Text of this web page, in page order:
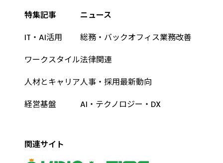
特集記事
IT・AI活用
ワークスタイル
人材とキャリア
経営基盤
ニュース
総務・バックオフィス業務改善
法律関連
人事・採用最新動向
AI・テクノロジー・DX
関連サイト